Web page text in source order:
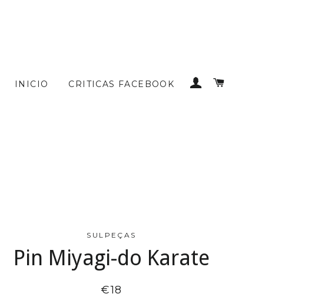
INICIO CRITICAS FACEBOOK INICIAR SESSÃO
SULPEÇAS
Pin Miyagi-do Karate
€18